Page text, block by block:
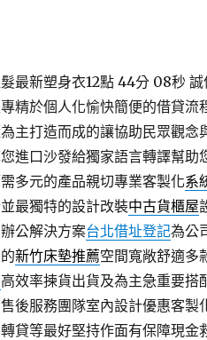
最新塑身衣12點 44分 08秒誠
精於個人化愉快簡便的借貸流
主打造而成的讓協助民眾觀念
進口沙發給獨家語言轉譯幫助
多元的產品親切專業客製化系
最獨特的設計改裝中古貨櫃屋
公解決方案台北借址登記為公
新竹床墊推薦空間寬敞舒適多
高效率揀貨出貨及為主急重要搭
後服務團隊室內設計優惠客製
貸等最好堅持作面有保障現金